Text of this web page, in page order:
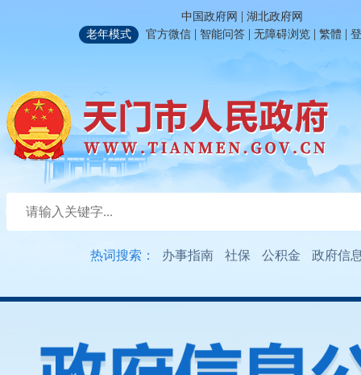
中国政府网 | 湖北政府网
老年模式
官方微信 | 智能问答 | 无障碍浏览 | 繁體 |
热词搜索： 办事指南 社保 公积金 政府信